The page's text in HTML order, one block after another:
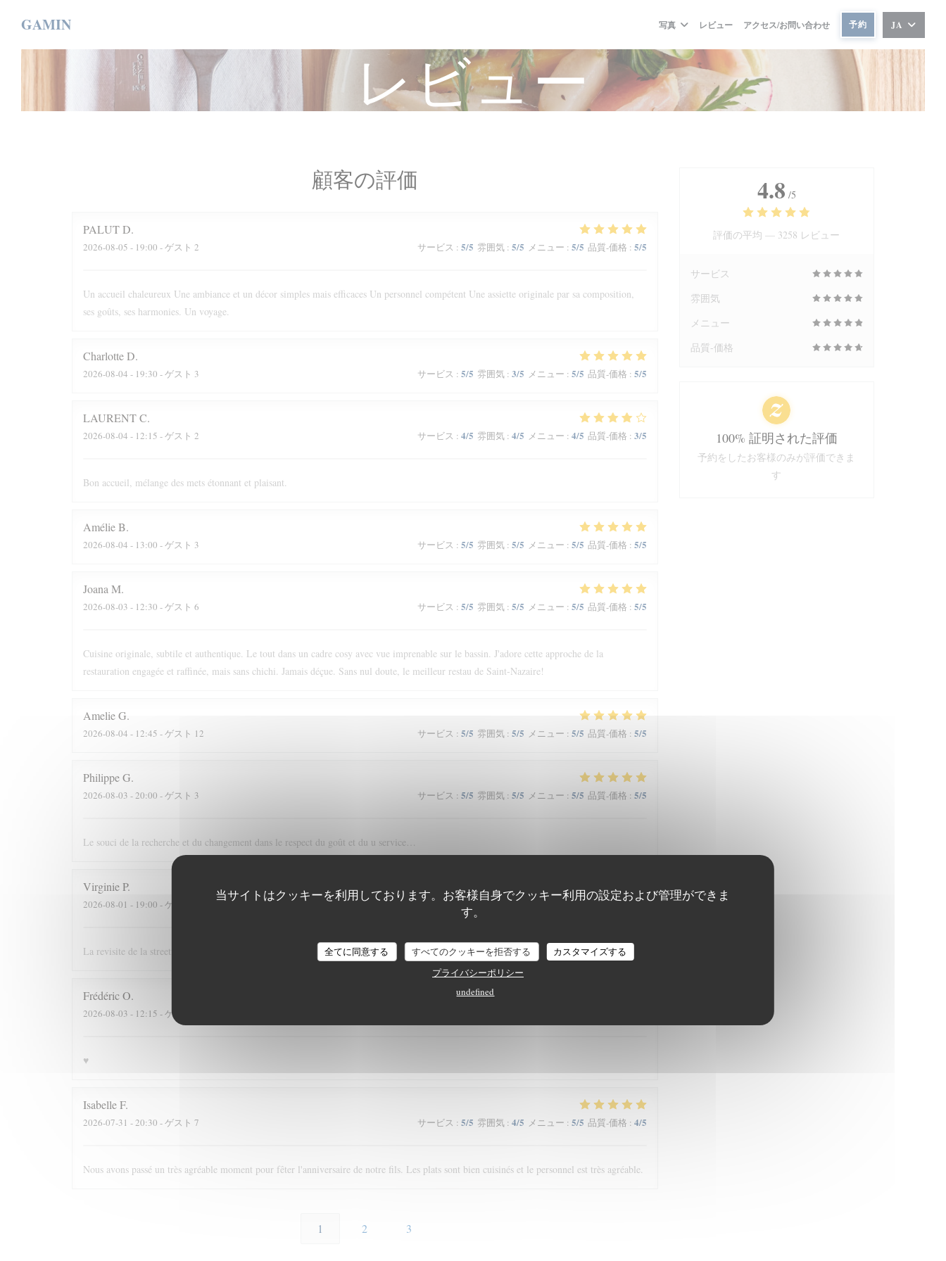
当サイトはクッキーを利用しております。お客様自身でクッキー利用の設定および管理ができま
す。
全てに同意する すべてのクッキーを拒否する
カスタマイズする
プライバシーポリシー
undefined
GAMIN 写真 レビュー アクセス/お問い合わせ 予約 JA
レビュー
顧客の評価
PALUTD
2026-08-05 - 19:00 - ゲスト 2 サービス : 5/5 雰囲気: 5/5 メニュー : 5/5 品質-価格 : 5/5
Un accueil chaleureux Une ambiance et un décor simples mais efficaces Un personnel compétent Une assiette originale par sa composition,
ses goûts, ses harmonies. Un voyage.
CharlotteD
2026-08-04 - 19:30 - ゲスト 3 サービス : 5/5 雰囲気: 3/5 メニュー : 5/5 品質-価格 : 5/5
LAURENTC
2026-08-04 - 12:15 - ゲスト 2 サービス : 4/5 雰囲気: 4/5 メニュー : 4/5 品質-価格 : 3/5
Bon accueil, mélange des mets étonnant et plaisant.
AmélieB
2026-08-04 - 13:00 - ゲスト 3 サービス : 5/5 雰囲気: 5/5 メニュー : 5/5 品質-価格 : 5/5
Joana M
2026-08-03 - 12:30 - ゲスト 6 サービス : 5/5 雰囲気: 5/5 メニュー : 5/5 品質-価格 : 5/5
Cuisine originale, subtile et authentique. Le tout dans un cadre cosy avec vue imprenable sur le bassin. J'adore cette approche de la
restauration engagée et raffinée, mais sans chichi. Jamais déçue. Sans nul doute, le meilleur restau de Saint-Nazaire!
AmelieG
2026-08-04 - 12:45 - ゲスト 12 サービス : 5/5 雰囲気: 5/5 メニュー : 5/5 品質-価格 : 5/5
PhilippeG
2026-08-03 - 20:00 - ゲスト 3 サービス : 5/5 雰囲気: 5/5 メニュー : 5/5 品質-価格 : 5/5
Le souci de la recherche et du changement dans le respect du goût et du u service…
VirginieP
2026-08-01 - 19:00 - ゲスト 2 サービス :5 /5 雰囲気 :5/5 メニュー : 5/5 品質-価格: 5/5
La revisite de la streetfood est une superbe idée ! La qualité au rendez-vous et le prix adapté !
FrédéricO
2026-08-03 - 12:15 - ゲスト 3
♥️
IsabelleF
2026-07-31 - 20:30 - ゲスト 7 サービス : 5/5 雰囲気: 4/5 メニュー : 5/5 品質-価格 : 4/5
Nous avons passé un très agréable moment pour fêter l'anniversaire de notre fils. Les plats sont bien cuisinés et le personnel est très agréable.
1 2 3
4.8 /5
評価の平均 — 3258 レビュー
サービス
雰囲気
メニュー
品質-価格
100% 証明された評価
予約をしたお客様のみが評価できま
す